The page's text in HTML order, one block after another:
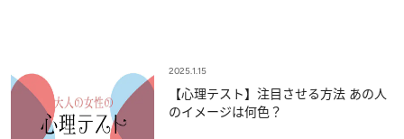
2025.1.15
【心理テスト】注目させる方法 あの人
のイメージは何色？